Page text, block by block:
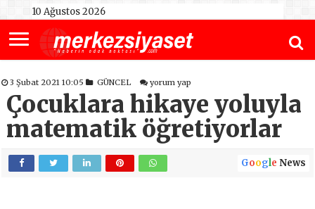
10 Ağustos 2026
3 Şubat 2021 10:05 GÜNCEL yorum yap
Çocuklara hikaye yoluyla
matematik öğretiyorlar
Google News